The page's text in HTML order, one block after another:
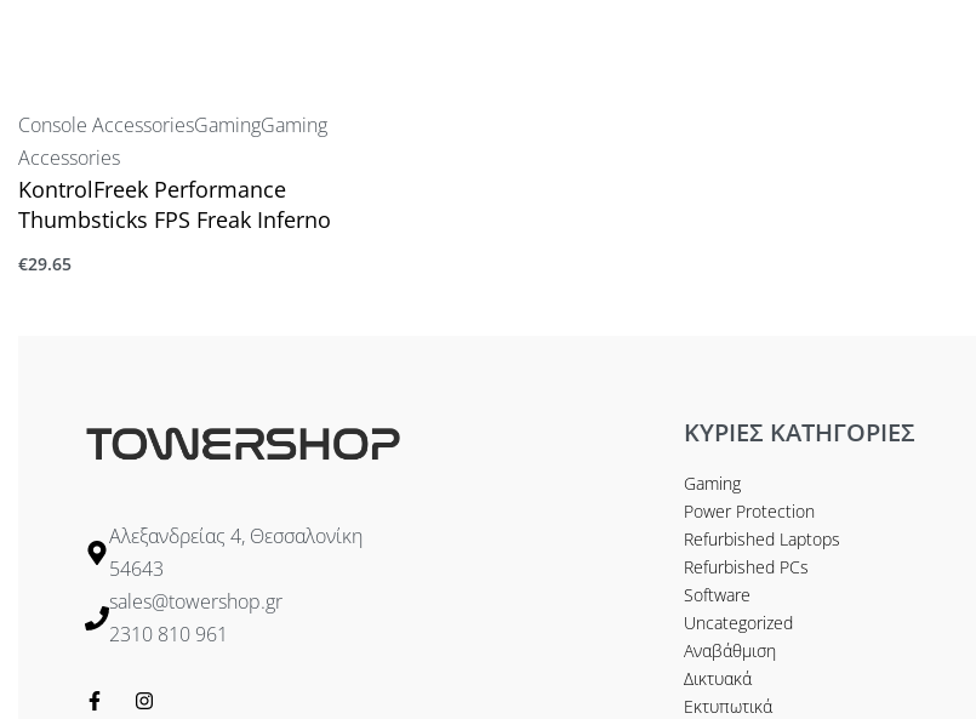
Console AccessoriesGamingGaming
Accessories
KontrolFreek Performance
Thumbsticks FPS Freak Inferno
€29.65
Αλεξανδρείας 4, Θεσσαλονίκη
54643
sales@towershop.gr
2310 810 961
ΚΥΡΙΕΣ ΚΑΤΗΓΟΡΙΕΣ
Gaming
Power Protection
Refurbished Laptops
Refurbished PCs
Software
Uncategorized
Αναβάθμιση
Δικτυακά
Εκτυπωτικά